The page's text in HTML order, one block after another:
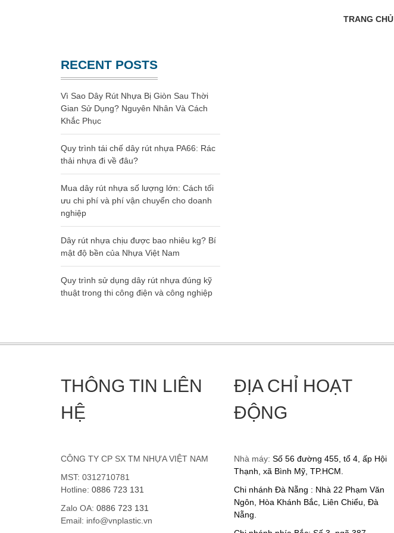
TRANG CHỦ
RECENT POSTS
Vì Sao Dây Rút Nhựa Bị Giòn Sau Thời
Gian Sử Dụng? Nguyên Nhân Và Cách
Khắc Phục
Quy trình tái chế dây rút nhựa PA66: Rác
thải nhựa đi về đâu?
Mua dây rút nhựa số lượng lớn: Cách tối
ưu chi phí và phí vận chuyển cho doanh
nghiệp
Dây rút nhựa chịu được bao nhiêu kg? Bí
mật độ bền của Nhựa Việt Nam
Quy trình sử dụng dây rút nhựa đúng kỹ
thuật trong thi công điện và công nghiệp
THÔNG TIN LIÊN
HỆ
CÔNG TY CP SX TM NHỰA VIỆT NAM
MST: 0312710781
Hotline: 0886 723 131
Zalo OA: 0886 723 131
Email: info@vnplastic.vn
ĐỊA CHỈ HOẠT
ĐỘNG
Nhà máy: Số 56 đường 455, tổ 4, ấp Hội
Thạnh, xã Bình Mỹ, TP.HCM.
Chi nhánh Đà Nẵng : Nhà 22 Phạm Văn
Ngôn, Hòa Khánh Bắc, Liên Chiểu, Đà
Nẵng.